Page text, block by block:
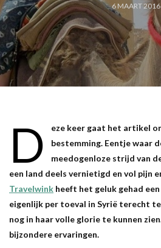
6 MAART 2016
D
eze keer gaat het artikel
bestemming. Eentje waar
meedogenloze strijd van
een land deels vernietigd en vol pijn
Travelwink heeft het geluk gehad
eigenlijk per toeval in Syrië terecht
nog in haar volle glorie te kunnen
bijzondere ervaringen.